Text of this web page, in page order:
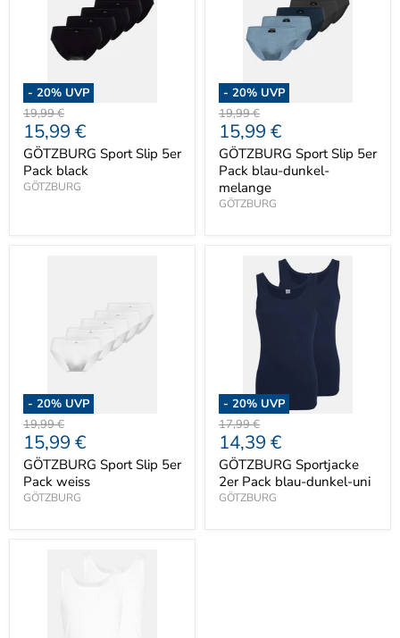
- 20% UVP
Ursprünglicher
Preis
19,99 €
Aktueller
Preis
15,99 €
GÖTZBURG Sport Slip 5er
Pack black
GÖTZBURG
- 20% UVP
Ursprünglicher
Preis
19,99 €
Aktueller
Preis
15,99 €
GÖTZBURG Sport Slip 5er
Pack blau-dunkel-
melange
GÖTZBURG
- 20% UVP
Ursprünglicher
Preis
19,99 €
Aktueller
Preis
15,99 €
GÖTZBURG Sport Slip 5er
Pack weiss
GÖTZBURG
- 20% UVP
Ursprünglicher
Preis
17,99 €
Aktueller
Preis
14,39 €
GÖTZBURG Sportjacke
2er Pack blau-dunkel-uni
GÖTZBURG